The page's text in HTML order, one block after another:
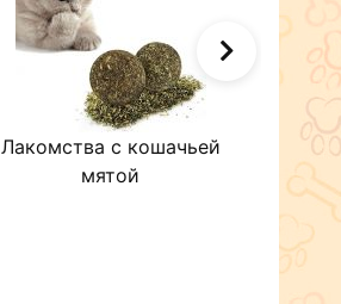
Лакомства с кошачьей
мятой